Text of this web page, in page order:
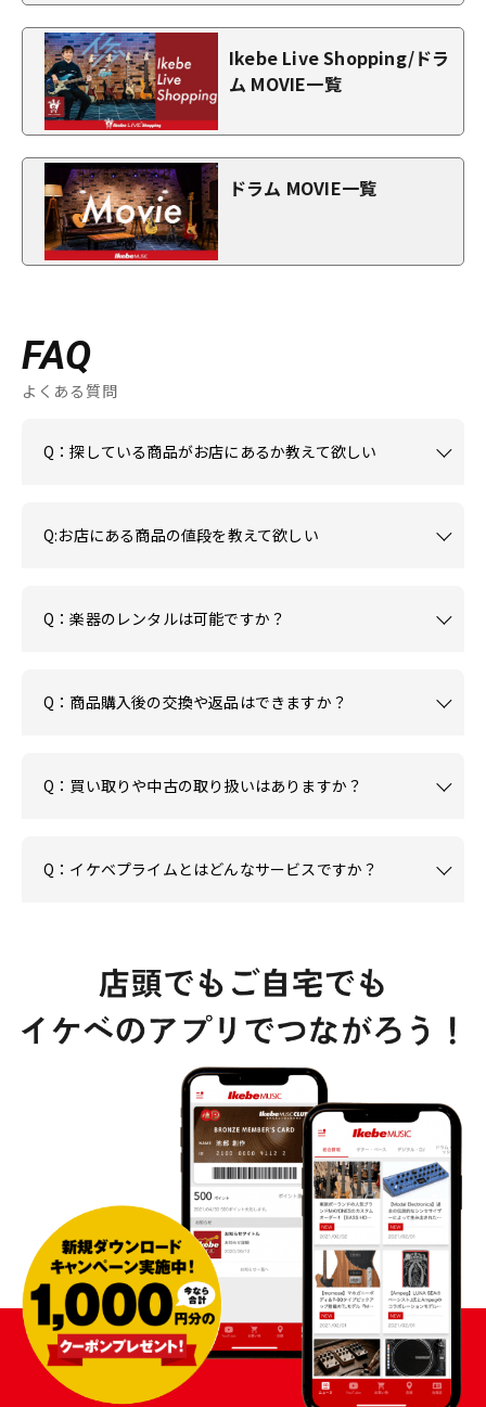
Ikebe Live Shopping/ドラ
ム MOVIE一覧
ドラム MOVIE一覧
FAQ
よくある質問
Q：探している商品がお店にあるか教えて欲しい
Q:お店にある商品の値段を教えて欲しい
Q：楽器のレンタルは可能ですか？
Q：商品購入後の交換や返品はできますか？
Q：買い取りや中古の取り扱いはありますか？
Q：イケベプライムとはどんなサービスですか？